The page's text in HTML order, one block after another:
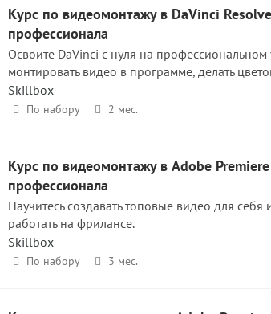
Курс по видеомонтажу в DaVinci
профессионала
Освоите DaVinci с нуля на
монтировать видео в программе, делать
Skillbox
По набору 2 мес.
Курс по видеомонтажу в Adobe
профессионала
Научитесь создавать топовые видео для себя
работать на фрилансе.
Skillbox
По набору 3 мес.